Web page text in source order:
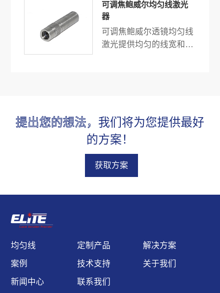
和技术提供高均匀度功率
和均匀线宽。
可调焦鲍威尔均匀线激光
器
可调焦鲍威尔透镜均匀线
激光提供均匀的线宽和强
足客户的不同应用与需
求。
提出您的想法， 我们将为您提供最好
的方案！
获取方案
均匀线 定制产品
解决方案
案例
技术支持
关于我们
新闻中心
联系我们